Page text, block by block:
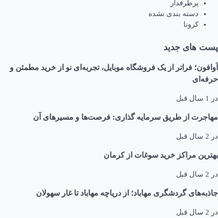
پرطرفدار
دسته بندی نشده
کرونا
پست های جدید
آوافون؛ فراتر از یک فروشگاه موبایل، تجربه‌ای نو از خرید مطمئن و
حرفه‌ای
در 1 سال قبل
مهاجرت از طریق سرمایه گذاری: فرصت‌ها و مسیرهای آن
در 2 سال قبل
بهترین مراکز خرید سوغات از کرمان
در 2 سال قبل
جاذبه‌های گردشگری مهاباد؛ از دریاچه مهاباد تا غار سهولان
در 2 سال قبل